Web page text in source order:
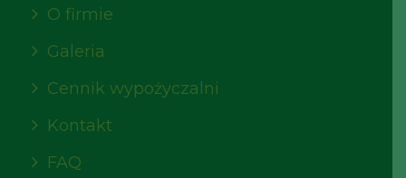
O firmie
Galeria
Cennik wypożyczalni
Kontakt
FAQ